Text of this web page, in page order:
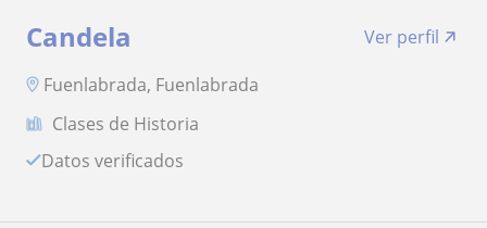
Candela
Ver perfil
Fuenlabrada, Fuenlabrada
Clases de Historia
Datos verificados